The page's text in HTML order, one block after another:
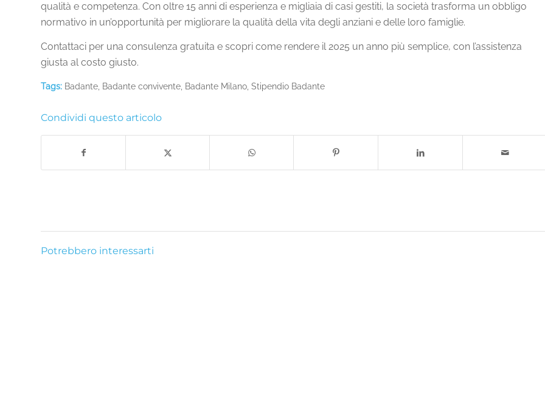
qualità e competenza. Con oltre 15 anni di esperienza e migliaia di casi gestiti, la società trasforma un obbligo
normativo in un’opportunità per migliorare la qualità della vita degli anziani e delle loro famiglie.
Contattaci per una consulenza gratuita e scopri come rendere il 2025 un anno più semplice, con l’assistenza
giusta al costo giusto.
Tags: Badante, Badante convivente, Badante Milano, Stipendio Badante
Condividi questo articolo
Potrebbero interessarti